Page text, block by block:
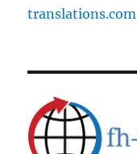
translations.com